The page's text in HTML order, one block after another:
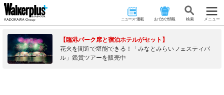
ニュース･連載 おでかけ情報 検 索 メニュー
【臨港パーク席と宿泊ホテルがセット】
花火を間近で堪能できる！「みなとみらいフェスティバ
ル」鑑賞ツアーを販売中